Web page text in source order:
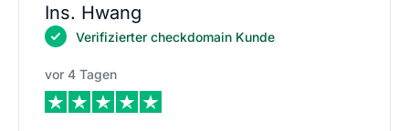
Ins. Hwang
Verifizierter checkdomain Kunde
vor 4 Tagen